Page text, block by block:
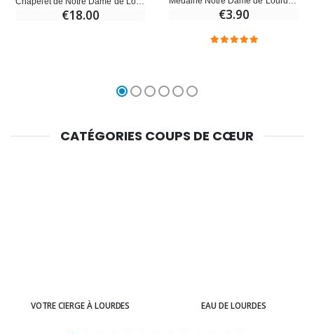
€18.00 €3.90
CATÉGORIES COUPS DE CŒUR
VOTRE CIERGE À LOURDES EAU DE LOURDES